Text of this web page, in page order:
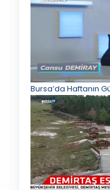
Bursa’da Haftanın